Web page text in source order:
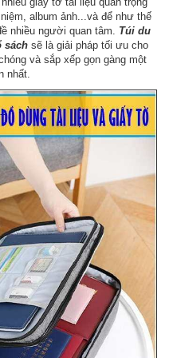
album ảnh...và để như thế
nhiều người quan tâm. Túi du
sách sẽ là giải pháp tối ưu cho
và sắp xếp gọn gàng một
nhất.